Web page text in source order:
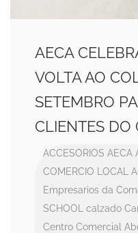
AECA
VOLTA AO
SETEMBRO
CLIENTES DO
ACCESORIOS AECA
COMERCIO LOCAL
Empresarios da
SCHOOL
calzado
Centro Comercial